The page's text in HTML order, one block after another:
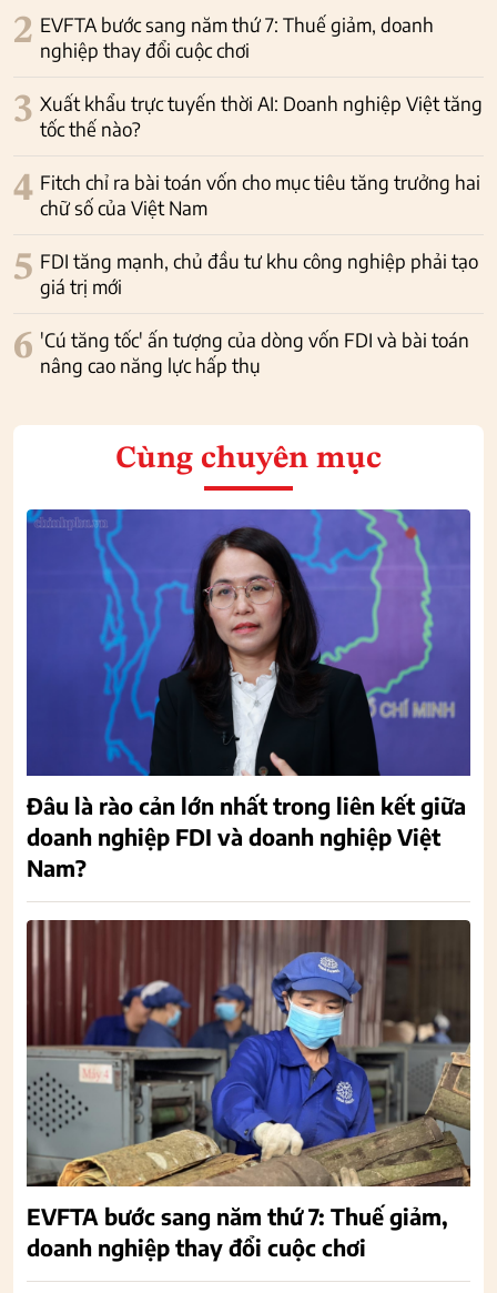
2 EVFTA bước sang năm thứ 7: Thuế giảm, doanh
nghiệp thay đổi cuộc chơi
3 Xuất khẩu trực tuyến thời AI: Doanh nghiệp Việt tăng
tốc thế nào?
4 Fitch chỉ ra bài toán vốn cho mục tiêu tăng trưởng hai
chữ số của Việt Nam
5 FDI tăng mạnh, chủ đầu tư khu công nghiệp phải tạo
giá trị mới
6 'Cú tăng tốc' ấn tượng của dòng vốn FDI và bài toán
nâng cao năng lực hấp thụ
Cùng chuyên mục
Đâu là rào cản lớn nhất trong liên kết giữa
doanh nghiệp FDI và doanh nghiệp Việt
Nam?
EVFTA bước sang năm thứ 7: Thuế giảm,
doanh nghiệp thay đổi cuộc chơi